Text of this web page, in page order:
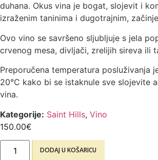
duhana. Okus vina je bogat, slojevit i
izraženim taninima i dugotrajnim,
Ovo vino se savršeno sljubljuje s jela
crvenog mesa, divljači, zrelijih sireva ili
Preporučena temperatura posluživanja
20°C kako bi se istaknule sve slojevite
vina.
Kategorije: Saint Hills, Vino
150.00€
DODAJ U KOŠARICU